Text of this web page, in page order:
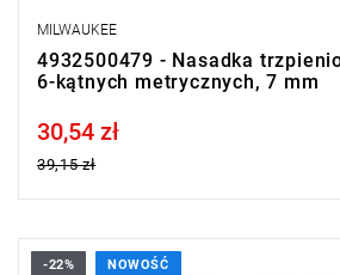
MILWAUKEE
4932500479 - Nasadka
6-kątnych metrycznych, 7 mm
Price tax included
30,54 zł
39,15 zł
-22% NOWOŚĆ